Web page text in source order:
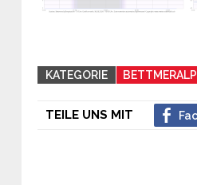
KATEGORIE BETTMERALP
TEILE UNS MIT